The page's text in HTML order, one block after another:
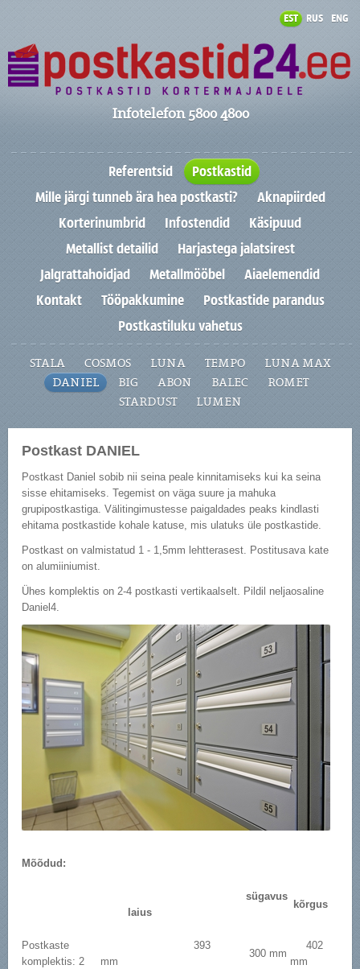
EST RUS ENG
Infotelefon 5800 4800
Referentsid
Postkastid
Mille järgi tunneb ära hea postkasti?
Aknapiirded
Korterinumbrid
Infostendid
Käsipuud
Metallist detailid
Harjastega jalatsirest
Jalgrattahoidjad
Metallmööbel
Aiaelemendid
Kontakt
Tööpakkumine
Postkastide parandus
Postkastiluku vahetus
STALA COSMOS LUNA TEMPO
LUNA MAX
DANIEL
BIG ABON BALEC
ROMET
STARDUST
LUMEN
Postkast DANIEL
Postkast Daniel sobib nii seina peale kinnitamiseks kui ka seina
sisse ehitamiseks. Tegemist on väga suure ja mahuka
grupipostkastiga. Välitingimustesse paigaldades peaks kindlasti
ehitama postkastide kohale katuse, mis ulatuks üle postkastide.
Postkast on valmistatud 1 - 1,5mm lehtterasest. Postitusava kate
on alumiiniumist.
Ühes komplektis on 2-4 postkasti vertikaalselt. Pildil neljaosaline
Daniel4.
Mõõdud:
laius
sügavus
kõrgus
Postkaste
komplektis: 2
393
mm
300 mm
402
mm